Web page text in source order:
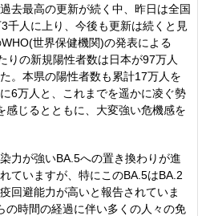
去最高の更新が続く中、昨日は全国
千人に上り、今後も更新は続くと見
世界保健機関)の発表による
りの新規陽性者数は日本が97万人
。本県の陽性者数も累計17万人を
6万人と、これまでを遥かに凌ぐ勢
感じるとともに、大変強い危機感を
力が強いBA.5への置き換わりが進
ていますが、特にこのBA.5はBA.2
回避能力が高いと報告されていま
の時間の経過に伴い多くの人々の免